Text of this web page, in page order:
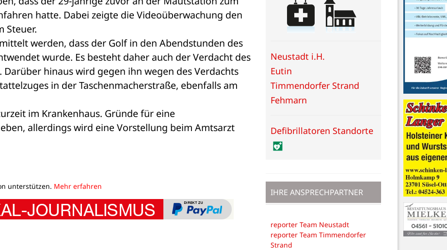
hatte. Dabei zeigte die Videoüberwachung den
Steuer.
werden, dass der Golf in den Abendstunden des
wurde. Es besteht daher auch der Verdacht des
hinaus wird gegen ihn wegen des Verdachts
in der Taschenmacherstraße, ebenfalls am
im Krankenhaus. Gründe für eine
allerdings wird eine Vorstellung beim Amtsarzt
unterstützen. Mehr erfahren
Neustadt i.H.
Eutin
Timmendorfer Strand
Fehmarn
Defibrillatoren Standorte
IHRE ANSPRECHPARTNER
reporter Team Neustadt
reporter Team Timmendorfer
Strand